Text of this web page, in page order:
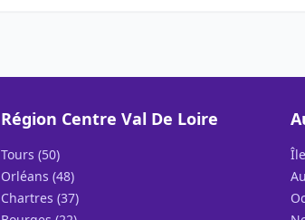
Région Centre Val De Loire
Tours (50)
Orléans (48)
Chartres (37)